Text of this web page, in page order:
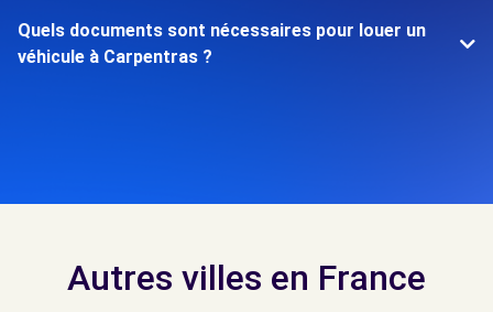
Quels documents sont nécessaires pour louer un
véhicule à Carpentras ?
Autres villes en France